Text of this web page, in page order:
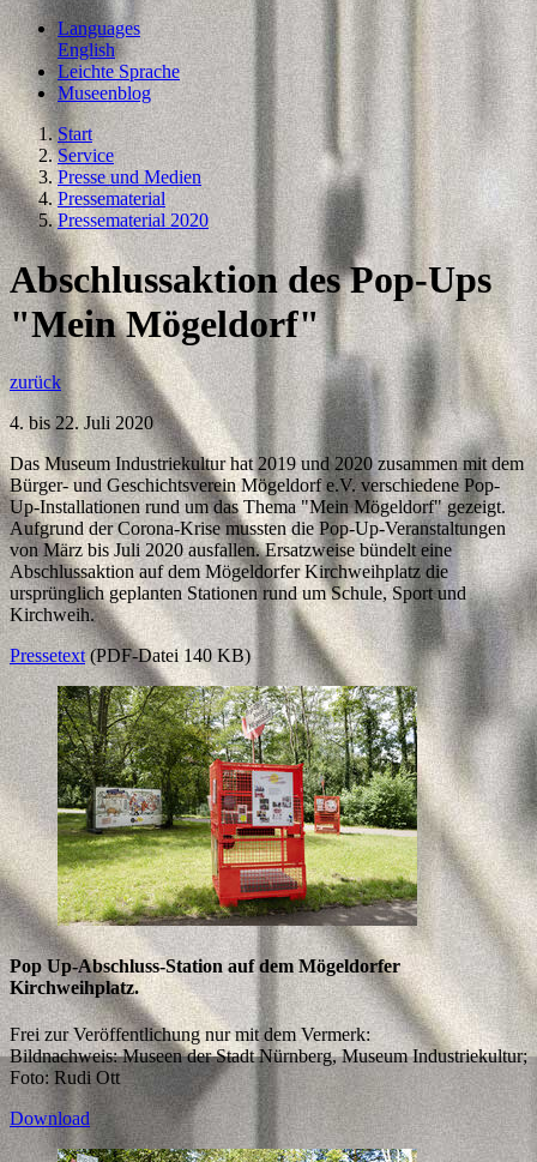
Languages
English
Leichte Sprache
Museenblog
Start
Service
Presse und Medien
Pressematerial
Pressematerial 2020
Abschlussaktion des Pop-Ups
"Mein Mögeldorf"
zurück
4. bis 22. Juli 2020
Das Museum Industriekultur hat 2019 und 2020 zusammen mit dem
Bürger- und Geschichtsverein Mögeldorf e.V. verschiedene Pop-
Up-Installationen rund um das Thema "Mein Mögeldorf" gezeigt.
Aufgrund der Corona-Krise mussten die Pop-Up-Veranstaltungen
von März bis Juli 2020 ausfallen. Ersatzweise bündelt eine
Abschlussaktion auf dem Mögeldorfer Kirchweihplatz die
ursprünglich geplanten Stationen rund um Schule, Sport und
Kirchweih.
Pressetext(PDF-Datei 140 KB)
Pop Up-Abschluss-Station auf dem Mögeldorfer
Kirchweihplatz.
Frei zur Veröffentlichung nur mit dem Vermerk:
Bildnachweis: Museen der Stadt Nürnberg, Museum Industriekultur;
Foto: Rudi Ott
Download